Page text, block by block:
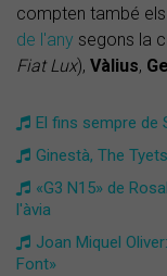
compten també
de l'any segons la
Fiat Lux), Vàlius,
El fins sempre de
Ginestà, The
«G3 N15» de
l'àvia
Joan Miquel
Font»